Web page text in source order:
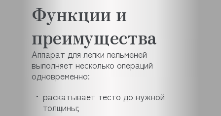
Функции и
преимущества
Аппарат для лепки пельменей
выполняет несколько операций
одновременно:
раскатывает тесто до нужной
толщины;